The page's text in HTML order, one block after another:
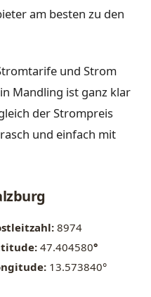
am besten zu den
und Strom
Mandling ist ganz klar
der Strompreis
und einfach mit
8974
47.404580°
13.573840°